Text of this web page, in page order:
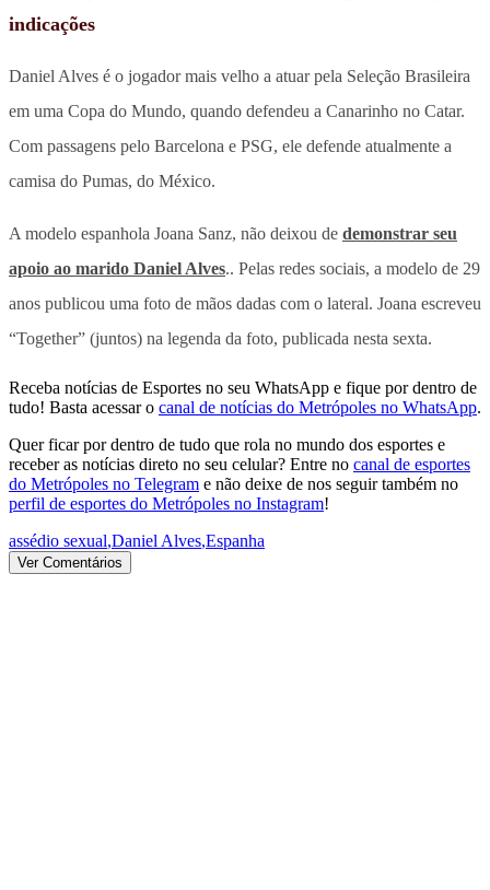
indicações
Daniel Alves é o jogador mais velho a atuar pela Seleção Brasileira
em uma Copa do Mundo, quando defendeu a Canarinho no Catar.
Com passagens pelo Barcelona e PSG, ele defende atualmente a
camisa do Pumas, do México.
A modelo espanhola Joana Sanz, não deixou de demonstrar seu
apoio ao marido Daniel Alves.. Pelas redes sociais, a modelo de 29
anos publicou uma foto de mãos dadas com o lateral. Joana escreveu
“Together” (juntos) na legenda da foto, publicada nesta sexta.
Receba notícias de Esportes no seu WhatsApp e fique por dentro de
tudo! Basta acessar o canal de notícias do Metrópoles no WhatsApp.
Quer ficar por dentro de tudo que rola no mundo dos esportes e
receber as notícias direto no seu celular? Entre no canal de esportes
do Metrópoles no Telegram e não deixe de nos seguir também no
perfil de esportes do Metrópoles no Instagram!
assédio sexual,Daniel Alves,Espanha
Ver Comentários